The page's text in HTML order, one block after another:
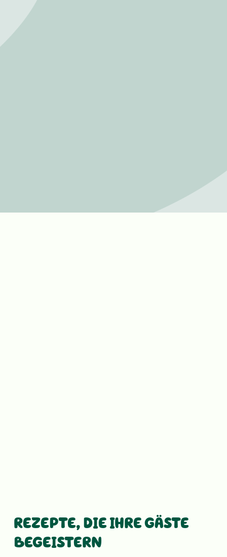
REZEPTE, DIE IHRE GÄSTE
BEGEISTERN